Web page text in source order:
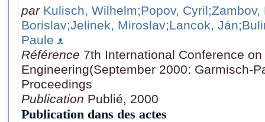
par Kulisch, Wilhelm;Popov, Cyril;Zambov,
Borislav;Jelinek, Miroslav;Lancok, Ján
Paule
Référence 7th International Conference
Engineering(September 2000: Garmisch-
Proceedings
Publication Publié, 2000
Publication dans des actes